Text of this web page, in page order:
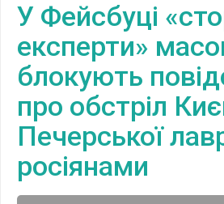
У Фейсбуці
експерти»
блокують
про обстріл
Печерської
росіянами